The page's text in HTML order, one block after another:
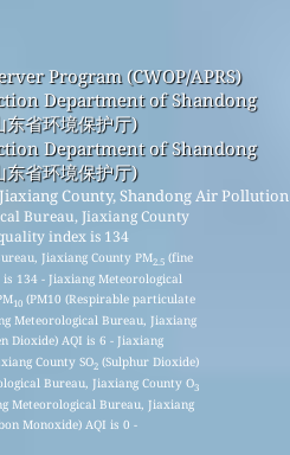
Program (CWOP/APRS)
Department of Shandong
省环境保护厅)
Department of Shandong
省环境保护厅)
County, Shandong Air Pollution
Bureau, Jiaxiang County
index is 134
Jiaxiang County PM2.5 (fine
134 - Jiaxiang Meteorological
10 (PM10 (Respirable particulate
Meteorological Bureau, Jiaxiang
Dioxide) AQI is 6 - Jiaxiang
County SO2 (Sulphur Dioxide)
Bureau, Jiaxiang County O3
Meteorological Bureau, Jiaxiang
Monoxide) AQI is 0 -